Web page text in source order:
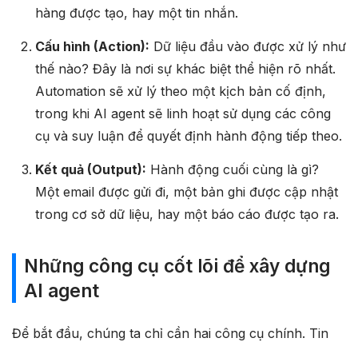
hàng được tạo, hay một tin nhắn.
Cấu hình (Action): Dữ liệu đầu vào được xử lý như
thế nào? Đây là nơi sự khác biệt thể hiện rõ nhất.
Automation sẽ xử lý theo một kịch bản cố định,
trong khi AI agent sẽ linh hoạt sử dụng các công
cụ và suy luận để quyết định hành động tiếp theo.
Kết quả (Output): Hành động cuối cùng là gì?
Một email được gửi đi, một bản ghi được cập nhật
trong cơ sở dữ liệu, hay một báo cáo được tạo ra.
Những công cụ cốt lõi để xây dựng
AI agent
Để bắt đầu, chúng ta chỉ cần hai công cụ chính. Tin